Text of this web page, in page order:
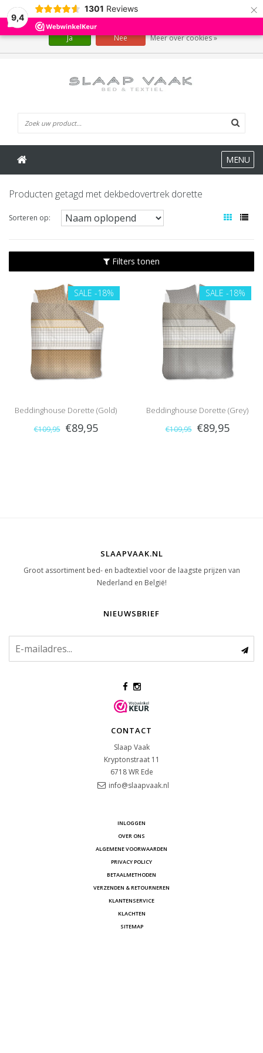
9,4
1301 Reviews ×
MENU
Producten getagd met dekbedovertrek dorette
Sorteren op:
Filters tonen
SALE -18%
Beddinghouse Dorette (Gold)
€109,95 €89,95
SALE -18%
Beddinghouse Dorette (Grey)
€109,95 €89,95
SLAAPVAAK.NL
Groot assortiment bed- en badtextiel voor de laagste prijzen van
Nederland en België!
NIEUWSBRIEF
CONTACT
Slaap Vaak
Kryptonstraat 11
6718 WR Ede
info@slaapvaak.nl
INLOGGEN
OVER ONS
ALGEMENE VOORWAARDEN
PRIVACY POLICY
BETAALMETHODEN
VERZENDEN & RETOURNEREN
KLANTENSERVICE
KLACHTEN
SITEMAP
Wij slaan cookies op om onze website te verbeteren. Is dat akkoord?
Ja Nee Meer over cookies »